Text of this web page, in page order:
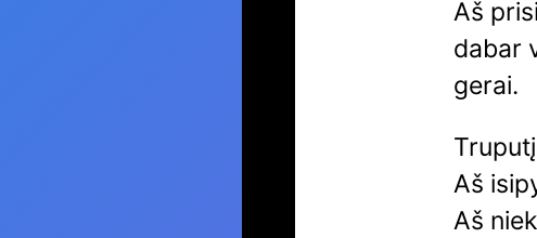
Aš
dabar
gerai.
Aš
Aš